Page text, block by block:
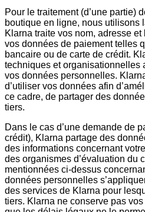
Pour le traitement (d’une partie)
boutique en ligne, nous utilisons
Klarna traite vos nom, adresse
vos données de paiement telles
bancaire ou de carte de crédit.
techniques et organisationnelles
vos données personnelles.
d’utiliser vos données afin
ce cadre, de partager des
tiers.
Dans le cas d’une demande de
crédit), Klarna partage des
des informations concernant
des organismes d’évaluation du
mentionnées ci-dessus
données personnelles
des services de Klarna pour
tiers. Klarna ne conserve pas